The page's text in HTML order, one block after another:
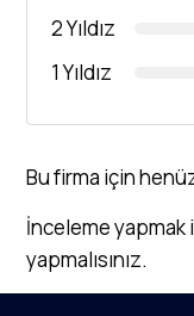
2 Yıldız
1 Yıldız
Bu firma için
İnceleme yapmak
yapmalısınız.